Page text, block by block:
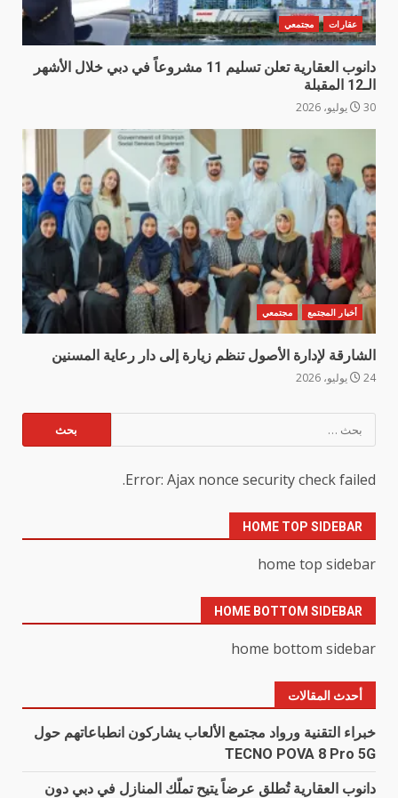
عقارات مجتمعي
دانوب العقارية تعلن تسليم 11 مشروعاً في دبي خلال الأشهر
الـ12 المقبلة
30 يوليو، 2026
أخبار المجتمع مجتمعي
الشارقة لإدارة الأصول تنظم زيارة إلى دار رعاية المسنين
24 يوليو، 2026
عن:
Error: Ajax nonce security check failed.
HOME TOP SIDEBAR
home top sidebar
HOME BOTTOM SIDEBAR
home bottom sidebar
أحدث المقالات
خبراء التقنية ورواد مجتمع الألعاب يشاركون انطباعاتهم حول
TECNO POVA 8 Pro 5G
دانوب العقارية تُطلق عرضاً يتيح تملّك المنازل في دبي دون